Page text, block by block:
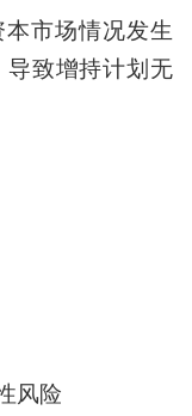
市场情况发生
致增持计划无
风险